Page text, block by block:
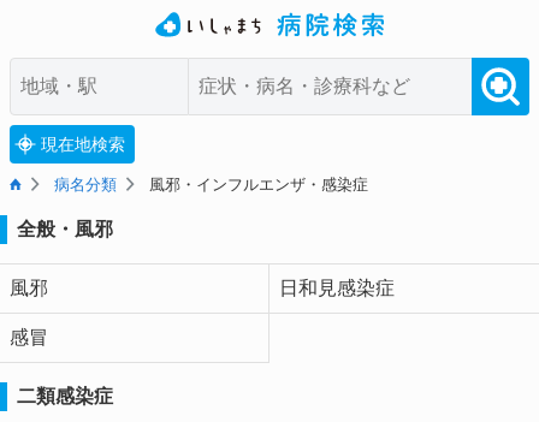
現在地検索
病名分類 風邪・インフルエンザ・感染症
全般・風邪
風邪 日和見感染症
感冒
二類感染症